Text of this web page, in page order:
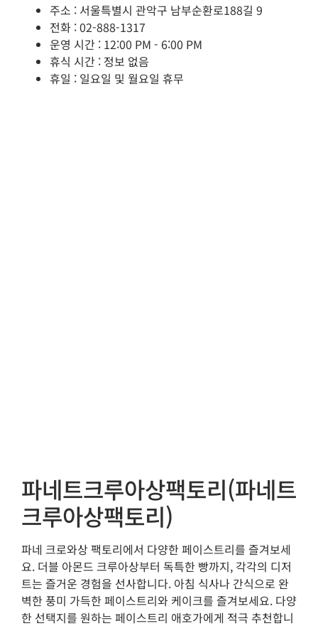
주소 : 서울특별시 관악구 남부순환로188길 9
전화 : 02-888-1317
운영 시간 : 12:00 PM - 6:00 PM
휴식 시간 : 정보 없음
휴일 : 일요일 및 월요일 휴무
파네트크루아상팩토리(파네트
크루아상팩토리)
파네 크로와상 팩토리에서 다양한 페이스트리를 즐겨보세
요. 더블 아몬드 크루아상부터 독특한 빵까지, 각각의 디저
트는 즐거운 경험을 선사합니다. 아침 식사나 간식으로 완
벽한 풍미 가득한 페이스트리와 케이크를 즐겨보세요. 다양
한 선택지를 원하는 페이스트리 애호가에게 적극 추천합니